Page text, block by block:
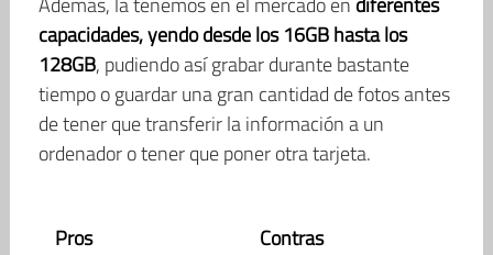
capacidades, yendo desde los 16GB hasta los
128GB, pudiendo así grabar durante bastante
tiempo o guardar una gran cantidad de fotos antes
de tener que transferir la información a un
ordenador o tener que poner otra tarjeta.
Pros Contras